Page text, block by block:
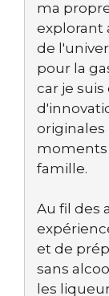
ma
explorant
de
pour la
car je
originales
moments
famille.
Au fil des
et de
sans
les